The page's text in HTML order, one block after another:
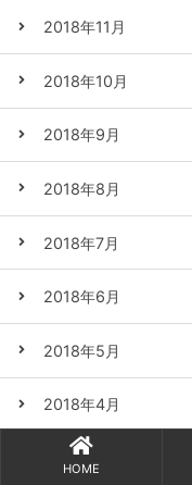
2018年11月
2018年10月
2018年9月
2018年8月
2018年7月
2018年6月
2018年5月
2018年4月
2018年3月
HOME